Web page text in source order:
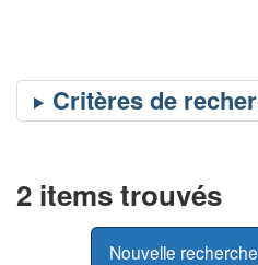
2 items trouvés
Nouvelle recherche